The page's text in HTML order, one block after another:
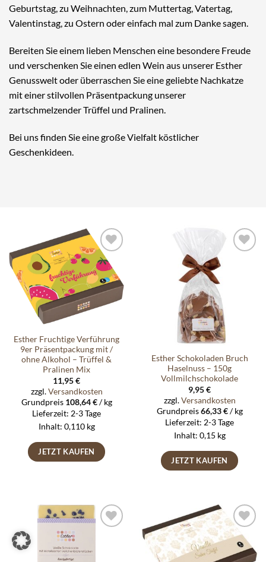
Geburtstag, zu Weihnachten, zum Muttertag, Vatertag,
Valentinstag, zu Ostern oder einfach mal zum Danke sagen.
Bereiten Sie einem lieben Menschen eine besondere Freude
und verschenken Sie einen edlen Wein aus unserer Esther
Genusswelt oder überraschen Sie eine geliebte Nachkatze
mit einer stilvollen Präsentpackung unserer
zartschmelzender Trüffel und Pralinen.
Bei uns finden Sie eine große Vielfalt köstlicher
Geschenkideen.
Auf die
Wunschliste
Esther Fruchtige Verführung
9er Präsentpackung mit /
ohne Alkohol – Trüffel &
Pralinen Mix
11,95€
zzgl.Versandkosten
Grundpreis 108,64€/kg
Lieferzeit: 2-3 Tage
Inhalt: 0,110 kg
JETZT KAUFEN
Auf die
Wunschliste
Esther Schokoladen Bruch
Haselnuss – 150g
Vollmilchschokolade
9,95€
zzgl.Versandkosten
Grundpreis66,33€/kg
Lieferzeit: 2-3 Tage
Inhalt: 0,15 kg
JETZT KAUFEN
Wunschliste
Auf die
Wunschliste